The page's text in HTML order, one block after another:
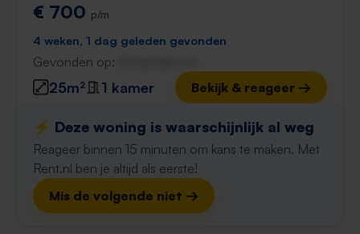
€ 700 p/m
4 weken, 1 dag geleden gevonden
Gevonden op:
25m² 1 kamer Bekijk & reageer →
⚡️ Deze woning is waarschijnlijk al weg
Reageer binnen 15 minuten om kans te maken. Met
Rent.nl ben je altijd als eerste!
Mis de volgende niet →